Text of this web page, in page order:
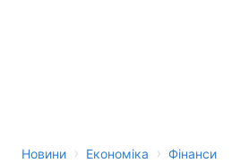
Новини › Економіка › Фінанси